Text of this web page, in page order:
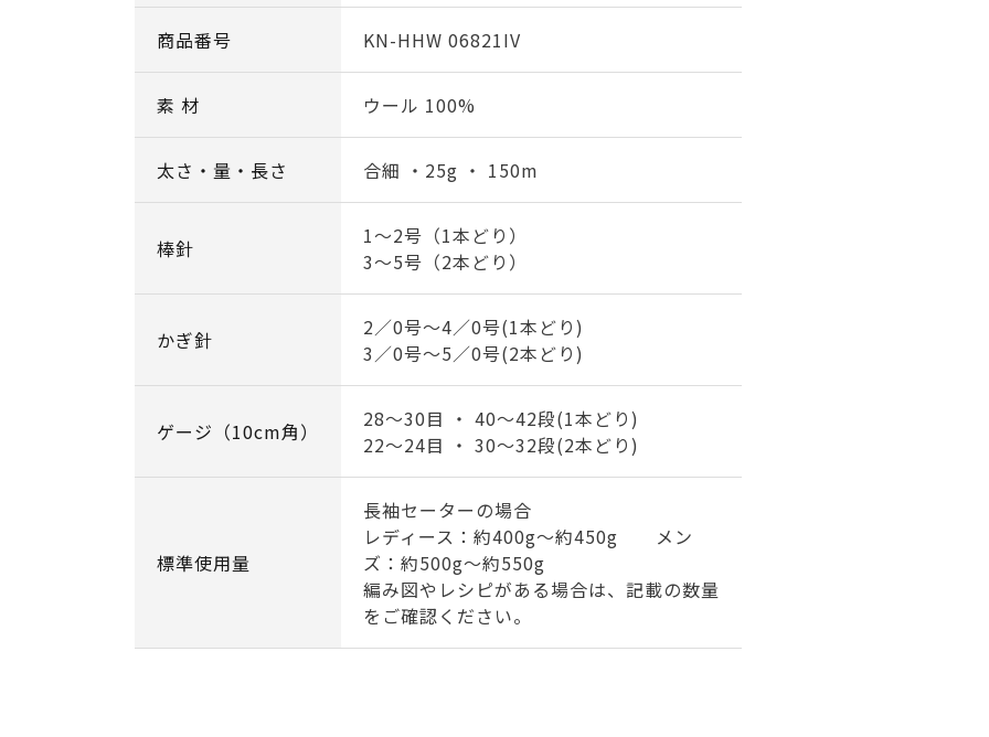
商品番号 KN-HHW 06821IV
素 材 ウール 100%
太さ・量・長さ 合細 ・25g ・ 150m
棒針
1～2号（1本どり）
3～5号（2本どり）
かぎ針
2／0号～4／0号(1本どり)
3／0号～5／0号(2本どり)
ゲージ（10cm角）
28～30目 ・ 40～42段(1本どり)
22～24目 ・ 30～32段(2本どり)
標準使用量
長袖セーターの場合
レディース：約400g～約450g メン
ズ：約500g～約550g
編み図やレシピがある場合は、記載の数量
をご確認ください。